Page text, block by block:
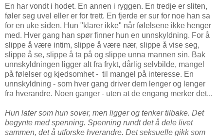
En har vondt i hodet. En annen i ryggen. En tredje er sliten,
føler seg uvel eller er for trett. En fjerde er sur for noe han sa
for en uke siden. Hun "klarer ikke" når følelsene ikke henger
med. Hver gang han spør finner hun en unnskyldning. For å
slippe å være intim, slippe å være nær, slippe å vise seg,
slippe å se, slippe å ta på og slippe unna mannen sin. Bak
unnskyldningen ligger alt fra frykt, dårlig selvbilde, mangel
på følelser og kjedsomhet - til mangel på interesse. En
unnskyldning - som hver gang driver dem lenger og lenger
fra hverandre. Noen ganger - uten at de engang merker det...
Hun later som hun sover, men ligger og tenker tilbake. Det
begynte med spenning. Spenning rundt det å dele livet
sammen, det å utforske hverandre. Det seksuelle gikk som